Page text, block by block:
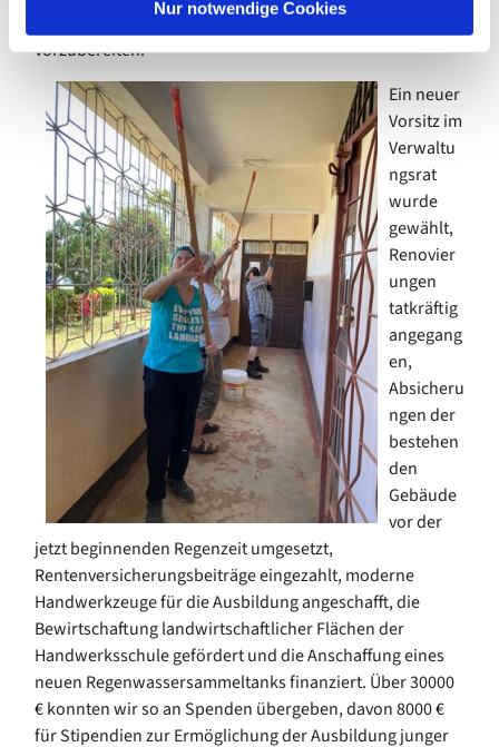
Nur notwendige Cookies
verheißungsvollere Zukunft der Handwerksschule
vorzubereiten.
Ein neuer
Vorsitz im
Verwaltu
ngsrat
wurde
gewählt,
Renovier
ungen
tatkräftig
angegang
en,
Absicheru
ngen der
bestehen
den
Gebäude
vor der
jetzt beginnenden Regenzeit umgesetzt,
Rentenversicherungsbeiträge eingezahlt, moderne
Handwerkzeuge für die Ausbildung angeschafft, die
Bewirtschaftung landwirtschaftlicher Flächen der
Handwerksschule gefördert und die Anschaffung eines
neuen Regenwassersammeltanks finanziert. Über 30000
€ konnten wir so an Spenden übergeben, davon 8000 €
für Stipendien zur Ermöglichung der Ausbildung junger